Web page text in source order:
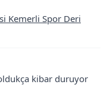
Kemerli Spor Deri
kibar duruyor